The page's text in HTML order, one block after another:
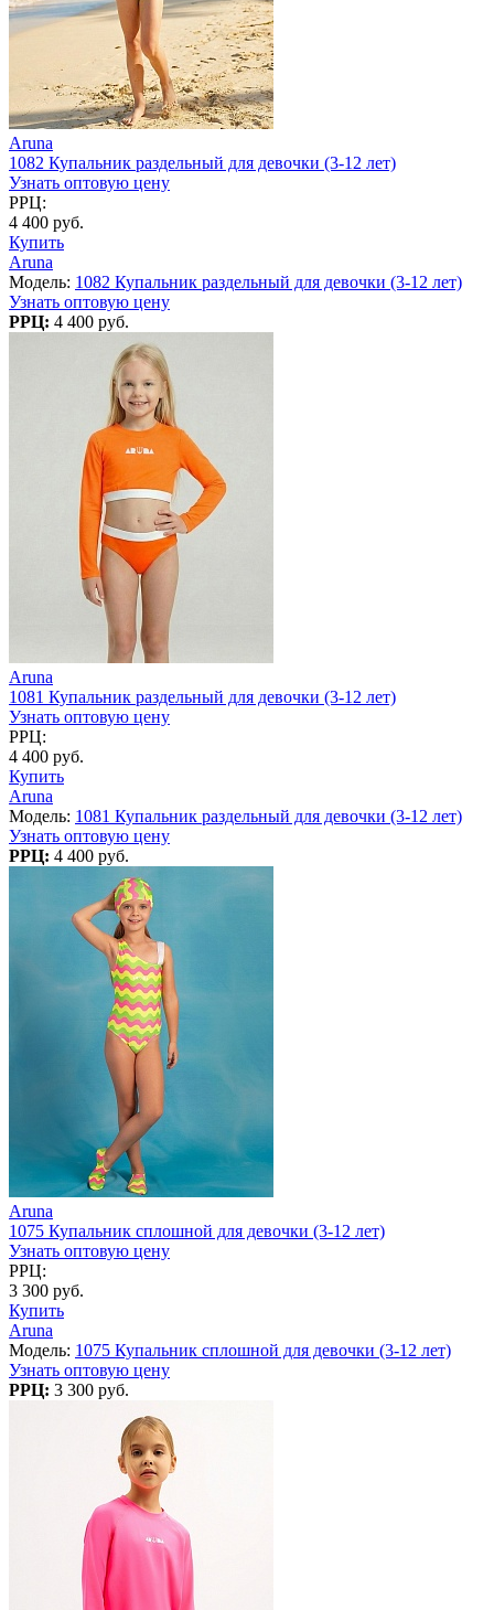
Aruna
1082 Купальник раздельный для девочки (3-12 лет)
Узнать оптовую цену
РРЦ:
4 400 руб.
Купить
Aruna
Модель: 1082 Купальник раздельный для девочки (3-12 лет)
Узнать оптовую цену
РРЦ: 4 400 руб.
Aruna
1081 Купальник раздельный для девочки (3-12 лет)
Узнать оптовую цену
РРЦ:
4 400 руб.
Купить
Aruna
Модель: 1081 Купальник раздельный для девочки (3-12 лет)
Узнать оптовую цену
РРЦ: 4 400 руб.
Aruna
1075 Купальник сплошной для девочки (3-12 лет)
Узнать оптовую цену
РРЦ:
3 300 руб.
Купить
Aruna
Модель: 1075 Купальник сплошной для девочки (3-12 лет)
Узнать оптовую цену
РРЦ: 3 300 руб.